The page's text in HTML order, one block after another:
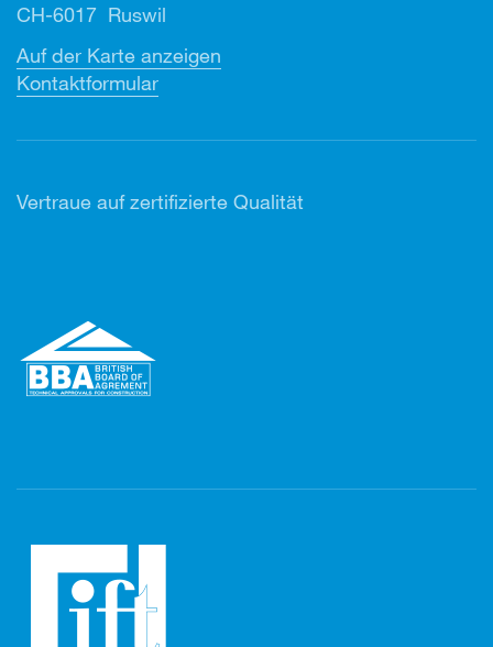
CH-6017 Ruswil
Auf der Karte anzeigen
Kontaktformular
Vertraue auf zertifizierte Qualität